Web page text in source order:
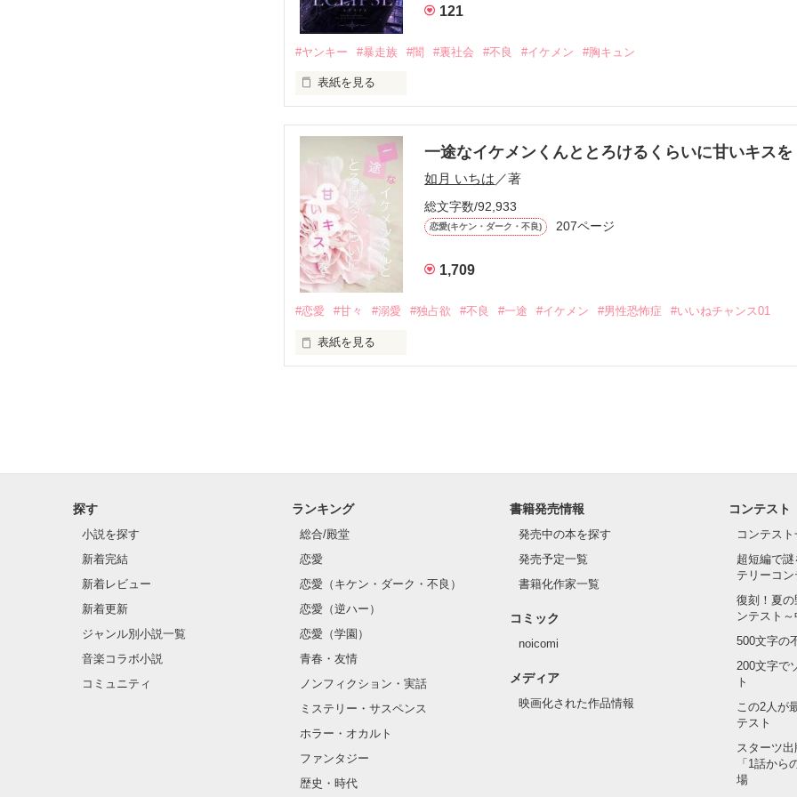
他の女の子には冷たいのに
「澪ちゃん。」
それは止まっていた恋が再び動き始める合図──。
✨.ﾟ･*..☆.｡.:*✨.☆.｡.:. *:ﾟ✨.ﾟ･*..☆.｡.:*✨
人見知りだけど優しい無自覚だけどモテる
冴木澪-SaekiMio
×
基本女子に冷たいのに澪にはわんこ男子になる
篠宮光-ShinomiyaHikaru
✨.ﾟ･*..☆.｡.:*✨.☆.｡.:. *:ﾟ✨.ﾟ･*..☆.｡.:*✨
121
#ヤンキー #暴走族 #闇 #裏社会 #不良 #イケメン #胸キュン
表紙を見る
一途なイケメンくんととろけるくらいに甘いキスを
如月 いちは／著
総文字数/92,933
恋愛(キケン・ダーク・不良) 207ページ
1,709
#恋愛 #甘々 #溺愛 #独占欲 #不良 #一途 #イケメン #男性恐怖症 #いいねチャンス01
表紙を見る
クラス替えをして隣の席になったのは────
金髪に近い明るい髪色
片耳には琥珀色のピアス
ほとんど笑顔なんて見せたことがなくてぶっきらぼう
そんな性格と見た目のせいで学校中のみんなから
探す
小説を探す
新着完結
新着レビュー
新着更新
ジャンル別小説一覧
音楽コラボ小説
コミュニティ
ランキング
総合/殿堂
恋愛
恋愛（キケン・ダーク・不良）
恋愛（逆ハー）
恋愛（学園）
青春・友情
ノンフィクション・実話
ミステリー・サスペンス
ホラー・オカルト
ファンタジー
歴史・時代
書籍発売情報
発売中の本を探す
発売予定一覧
書籍化作家一覧
コミック
noicomi
メディア
映画化された作品情報
コンテスト
コンテス
超短編で
テリーコ
復刻！夏
ンテスト
500文字の
200文字で
ト
この2人が
テスト
スターツ
「1話から
場